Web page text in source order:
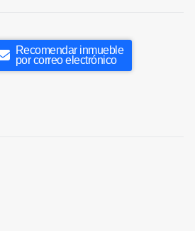
Recomendar inmueble
por correo electrónico